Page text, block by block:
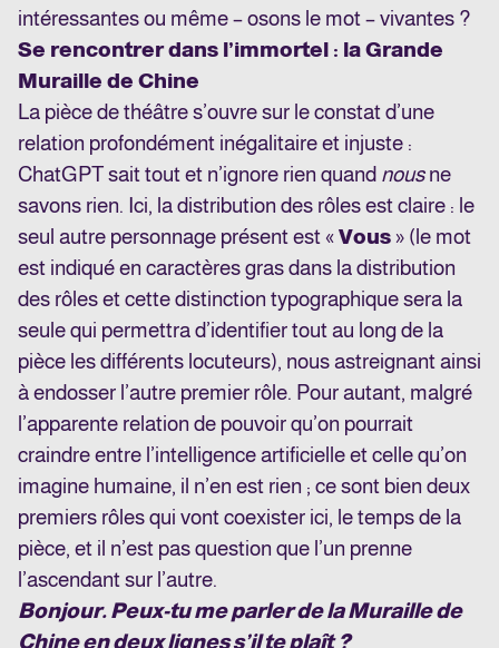
intéressantes ou même – osons le mot – vivantes ?
Se rencontrer dans l’immortel : la Grande
Muraille de Chine
La pièce de théâtre s’ouvre sur le constat d’une
relation profondément inégalitaire et injuste :
ChatGPT sait tout et n’ignore rien quand nousne
savons rien. Ici, la distribution des rôles est claire : le
seul autre personnage présent est «Vous » (le mot
est indiqué en caractères gras dans la distribution
des rôles et cette distinction typographique sera la
seule qui permettra d’identifier tout au long de la
pièce les différents locuteurs), nous astreignant ainsi
à endosser l’autre premier rôle. Pour autant, malgré
l’apparente relation de pouvoir qu’on pourrait
craindre entre l’intelligence artificielle et celle qu’on
imagine humaine, il n’en est rien ; ce sont bien deux
premiers rôles qui vont coexister ici, le temps de la
pièce, et il n’est pas question que l’un prenne
l’ascendant sur l’autre.
Bonjour. Peux-tu me parler de la Muraille de
Chine en deux lignes s’il te plaît ?